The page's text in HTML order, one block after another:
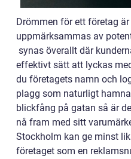
Drömmen för ett företag
uppmärksammas av
synas överallt där
effektivt sätt att lyckas
du företagets namn och
plagg som naturligt
blickfång på gatan så är
nå fram med sitt
Stockholm kan ge minst
företaget som en